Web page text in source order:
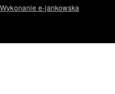
Wykonanie e-jankowska